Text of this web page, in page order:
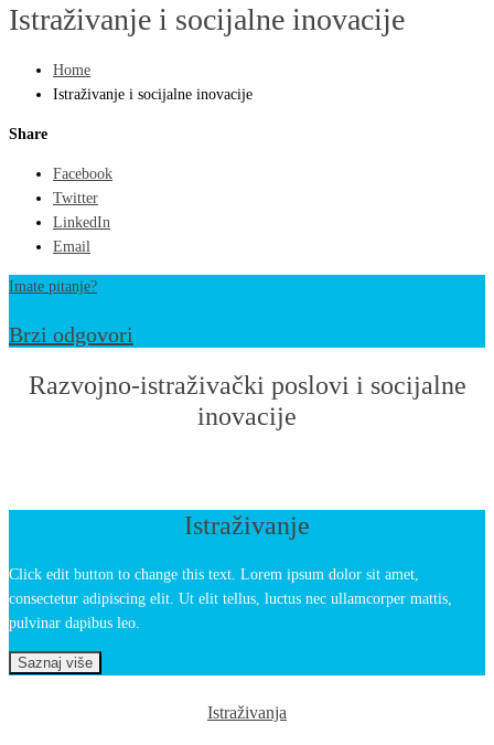
Istraživanje i socijalne inovacije
Home
Istraživanje i socijalne inovacije
Share
Facebook
Twitter
LinkedIn
Email
Imate pitanje?
Brzi odgovori
Razvojno-istraživački poslovi i socijalne
inovacije
Istraživanje
Click edit button to change this text. Lorem ipsum dolor sit amet,
consectetur adipiscing elit. Ut elit tellus, luctus nec ullamcorper mattis,
pulvinar dapibus leo.
Saznaj više
Istraživanja